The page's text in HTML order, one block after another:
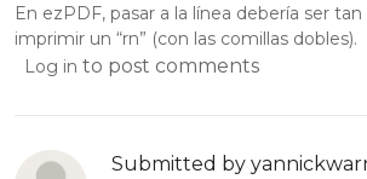
En ezPDF, pasar a la línea debería ser
imprimir un “rn” (con las comillas dobles).
Log in to post comments
Submitted by